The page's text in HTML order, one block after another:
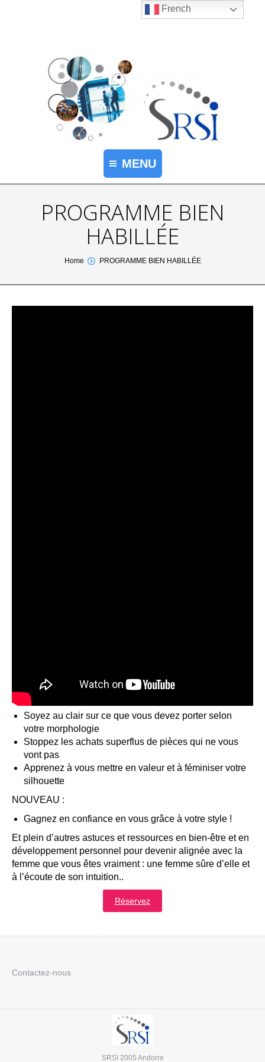
MENU
PROGRAMME BIEN
HABILLÉE
Home PROGRAMME BIEN HABILLÉE
Soyez au clair sur ce que vous devez porter selon
votre morphologie
Stoppez les achats superflus de pièces qui ne vous
vont pas
Apprenez à vous mettre en valeur et à féminiser votre
silhouette
NOUVEAU :
Gagnez en confiance en vous grâce à votre style !
Et plein d’autres astuces et ressources en bien-être et en
développement personnel pour devenir alignée avec la
femme que vous êtes vraiment : une femme sûre d’elle et
à l’écoute de son intuition..
Réservez
Contactez-nous
SRSI 2005 Andorre
French